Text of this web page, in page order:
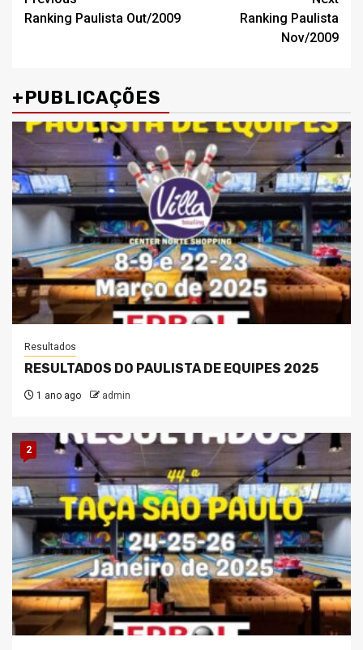
navigation
Ranking Paulista Out/2009
Ranking Paulista
Nov/2009
+PUBLICAÇÕES
Resultados
RESULTADOS DO PAULISTA DE EQUIPES 2025
1 ano ago admin
2